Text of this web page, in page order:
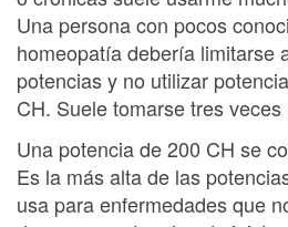
Una persona con pocos
homeopatía debería limitarse
potencias y no utilizar
CH. Suele tomarse tres veces
Una potencia de 200 CH se
Es la más alta de las
usa para enfermedades que